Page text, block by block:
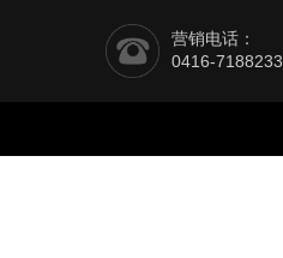
营销电话：
0416-7188233